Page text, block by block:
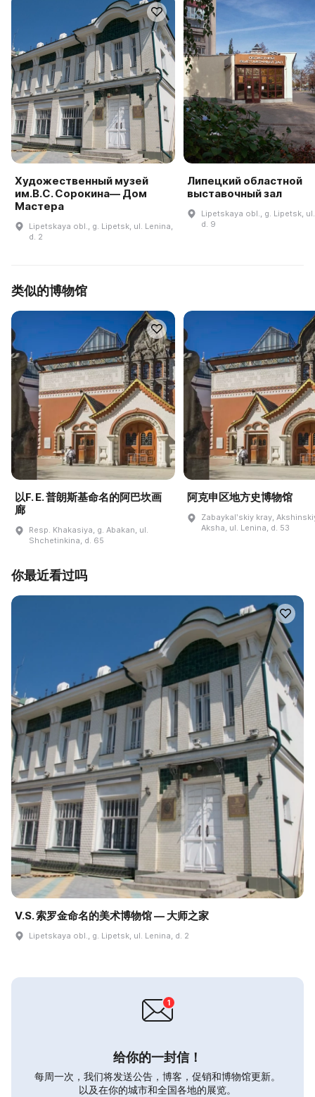
Художественный музей
им.В.С. Сорокина— Дом
Мастера
Lipetskaya obl., g. Lipetsk, ul. Lenina,
d. 2
Липецкий областной
выставочный зал
Lipetskaya obl., g. Lipetsk,
d. 9
类似的博物馆
以F. E. 普朗斯基命名的阿巴坎画
廊
Resp. Khakasiya, g. Abakan, ul.
Shchetinkina, d. 65
阿克申区地方史博物馆
Zabaykalʹskiy kray,
Aksha, ul. Lenina, d. 53
你最近看过吗
V.S. 索罗金命名的美术博物馆 — 大师之家
Lipetskaya obl., g. Lipetsk, ul. Lenina, d. 2
给你的一封信！
每周一次，我们将发送公告，博客，促销和博物馆更新。
以及在你的城市和全国各地的展览。